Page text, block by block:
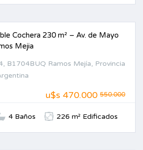
Cochera 230 m² – Av. de Mayo
Mejia
B1704BUQ Ramos Mejía, Provincia
u$s 470.000 550.000
4 Baños 226 m² Edificados